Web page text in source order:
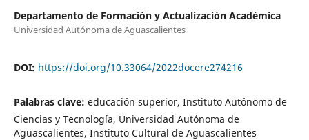
Departamento de Formación y Actualización Académica
Universidad Autónoma de Aguascalientes
DOI: https://doi.org/10.33064/2022docere274216
Palabras clave: educación superior, Instituto Autónomo de
Ciencias y Tecnología, Universidad Autónoma de
Aguascalientes, Instituto Cultural de Aguascalientes